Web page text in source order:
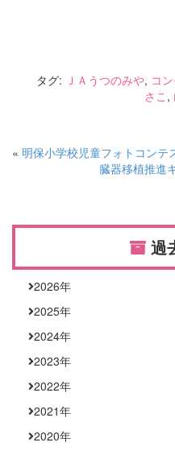
タグ: ＪＡうつのみや, コ
さこ ,
« 明保小学校児童フォトコンテ
臓器移植推進
過
2026年
2025年
2024年
2023年
2022年
2021年
2020年